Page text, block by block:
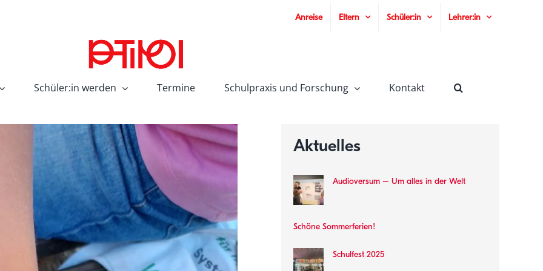
Anreise Eltern Schüler:in Lehrer:in
Schüler:in werden Termine Schulpraxis und Forschung Kontakt
Aktuelles
Audioversum – Um alles in der Welt
Schöne Sommerferien!
Schulfest 2025